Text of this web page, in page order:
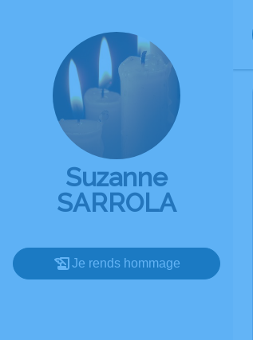
Suzanne
SARROLA
Je rends hommage